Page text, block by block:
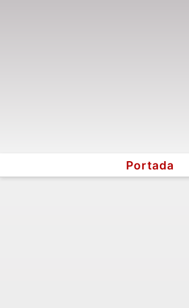
Portada